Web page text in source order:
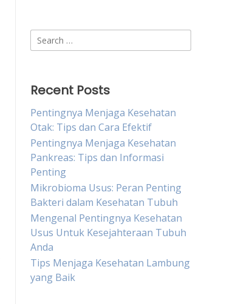
Search
for:
Recent Posts
Pentingnya Menjaga Kesehatan
Otak: Tips dan Cara Efektif
Pentingnya Menjaga Kesehatan
Pankreas: Tips dan Informasi
Penting
Mikrobioma Usus: Peran Penting
Bakteri dalam Kesehatan Tubuh
Mengenal Pentingnya Kesehatan
Usus Untuk Kesejahteraan Tubuh
Anda
Tips Menjaga Kesehatan Lambung
yang Baik